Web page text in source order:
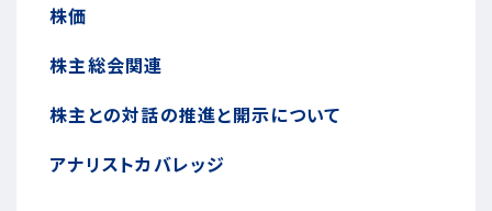
株価
株主総会関連
株主との対話の推進と開示について
アナリストカバレッジ